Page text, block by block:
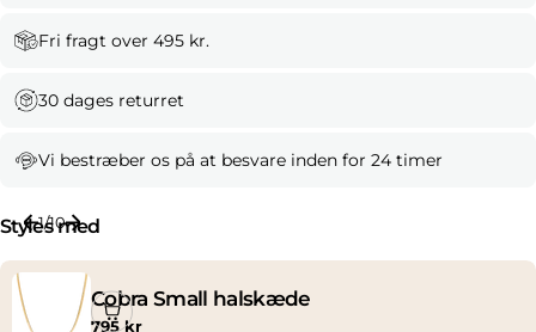
Fri fragt over 495 kr.
30 dages returret
Vi bestræber os på at besvare inden for 24 timer
Styles med
Cobra Small halskæde
Normal
795 kr
1/10